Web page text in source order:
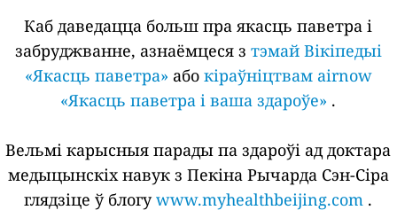
Каб даведацца больш пра якасць паветра і
забруджванне, азнаёмцеся з тэмай Вікіпедыі
«Якасць паветра» або кіраўніцтвам airnow
«Якасць паветра і ваша здароўе» .
Вельмі карысныя парады па здароўі ад доктара
медыцынскіх навук з Пекіна Рычарда Сэн-Сіра
глядзіце ў блогуwww.myhealthbeijing.com .